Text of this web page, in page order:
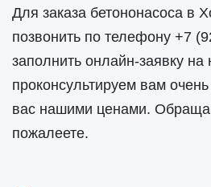
Для заказа бетононасоса в
позвонить по телефону +7
заполнить онлайн-заявку
проконсультируем вам
вас нашими ценами.
пожалеете.